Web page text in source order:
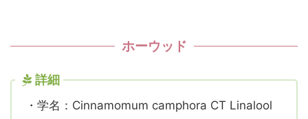
ホーウッド
詳細
・学名：Cinnamomum camphora CT Linalool